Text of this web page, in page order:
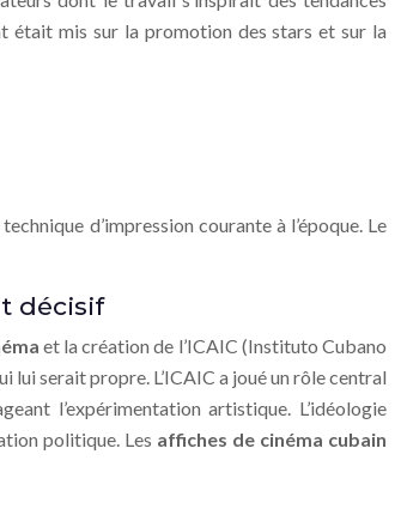
était mis sur la promotion des stars et sur la
d’impression courante à l’époque. Le
décisif
et la création de l’ICAIC (Instituto Cubano
lui serait propre. L’ICAIC a joué un rôle central
l’expérimentation artistique. L’idéologie
politique. Les affiches de cinéma cubain